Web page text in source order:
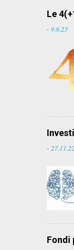
Le
- 9.6.23
- 27.11.22
Fondi